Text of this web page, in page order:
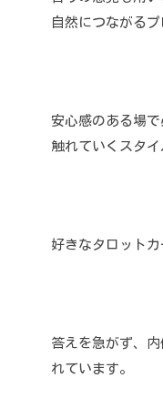
自然につながる
安心感のある場
触れていくスタイ
好きなタロットカ
答えを急がず、
れています。